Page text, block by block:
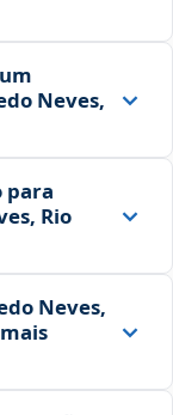
Neves,
para
Rio
Neves,